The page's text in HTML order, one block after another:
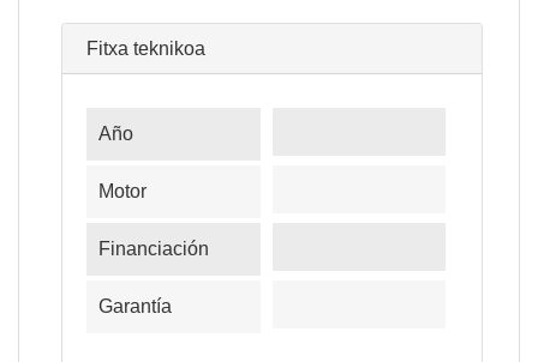
Fitxa teknikoa
Año
Motor
Financiación
Garantía